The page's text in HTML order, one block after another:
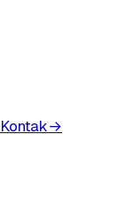
Kontak→